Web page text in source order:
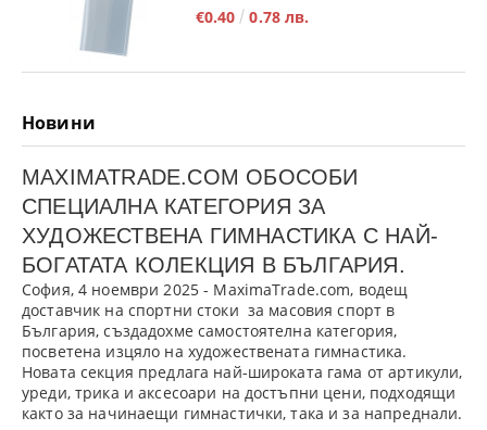
€0.40 0.78 лв.
Новини
MAXIMATRADE.COM ОБОСОБИ
СПЕЦИАЛНА КАТЕГОРИЯ ЗА
ХУДОЖЕСТВЕНА ГИМНАСТИКА С НАЙ-
БОГАТАТА КОЛЕКЦИЯ В БЪЛГАРИЯ.
София, 4 ноември 2025- MaximaTrade.com, водещ
доставчик на спортни стоки за масовия спорт в
България, създадохме самостоятелна категория,
посветена изцяло на художествената гимнастика.
Новата секция предлага най-широката гама от артикули,
уреди, трика и аксесоари на достъпни цени, подходящи
както за начинаещи гимнастички, така и за напреднали.